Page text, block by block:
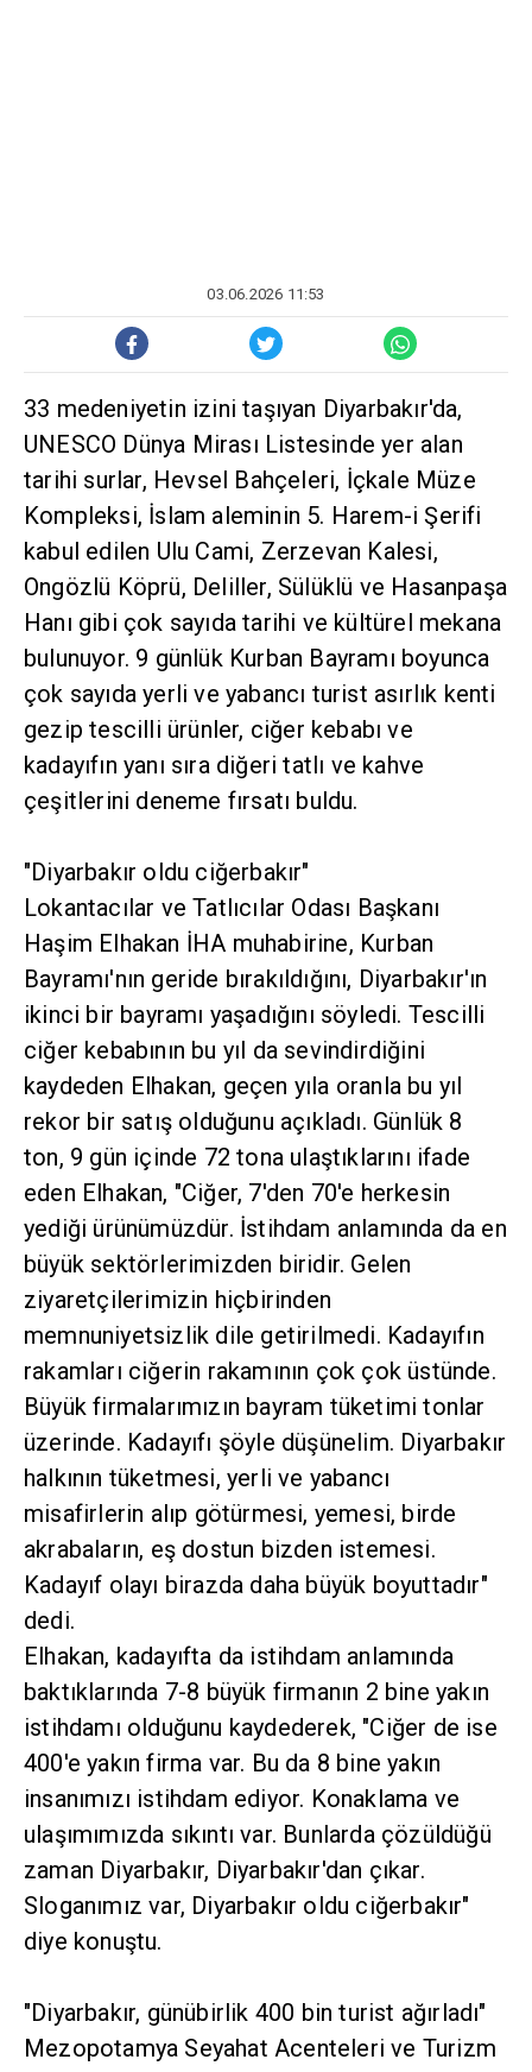
03.06.2026 11:53
33 medeniyetin izini taşıyan Diyarbakır'da,
UNESCO Dünya Mirası Listesinde yer alan
tarihi surlar, Hevsel Bahçeleri, İçkale Müze
Kompleksi, İslam aleminin 5. Harem-i Şerifi
kabul edilen Ulu Cami, Zerzevan Kalesi,
Ongözlü Köprü, Deliller, Sülüklü ve Hasanpaşa
Hanı gibi çok sayıda tarihi ve kültürel mekana
bulunuyor. 9 günlük Kurban Bayramı boyunca
çok sayıda yerli ve yabancı turist asırlık kenti
gezip tescilli ürünler, ciğer kebabı ve
kadayıfın yanı sıra diğeri tatlı ve kahve
çeşitlerini deneme fırsatı buldu.
"Diyarbakır oldu ciğerbakır"
Lokantacılar ve Tatlıcılar Odası Başkanı
Haşim Elhakan İHA muhabirine, Kurban
Bayramı'nın geride bırakıldığını, Diyarbakır'ın
ikinci bir bayramı yaşadığını söyledi. Tescilli
ciğer kebabının bu yıl da sevindirdiğini
kaydeden Elhakan, geçen yıla oranla bu yıl
rekor bir satış olduğunu açıkladı. Günlük 8
ton, 9 gün içinde 72 tona ulaştıklarını ifade
eden Elhakan, "Ciğer, 7'den 70'e herkesin
yediği ürünümüzdür. İstihdam anlamında da en
büyük sektörlerimizden biridir. Gelen
ziyaretçilerimizin hiçbirinden
memnuniyetsizlik dile getirilmedi. Kadayıfın
rakamları ciğerin rakamının çok çok üstünde.
Büyük firmalarımızın bayram tüketimi tonlar
üzerinde. Kadayıfı şöyle düşünelim. Diyarbakır
halkının tüketmesi, yerli ve yabancı
misafirlerin alıp götürmesi, yemesi, birde
akrabaların, eş dostun bizden istemesi.
Kadayıf olayı birazda daha büyük boyuttadır"
dedi.
Elhakan, kadayıfta da istihdam anlamında
baktıklarında 7-8 büyük firmanın 2 bine yakın
istihdamı olduğunu kaydederek, "Ciğer de ise
400'e yakın firma var. Bu da 8 bine yakın
insanımızı istihdam ediyor. Konaklama ve
ulaşımımızda sıkıntı var. Bunlarda çözüldüğü
zaman Diyarbakır, Diyarbakır'dan çıkar.
Sloganımız var, Diyarbakır oldu ciğerbakır"
diye konuştu.
"Diyarbakır, günübirlik 400 bin turist ağırladı"
Mezopotamya Seyahat Acenteleri ve Turizm